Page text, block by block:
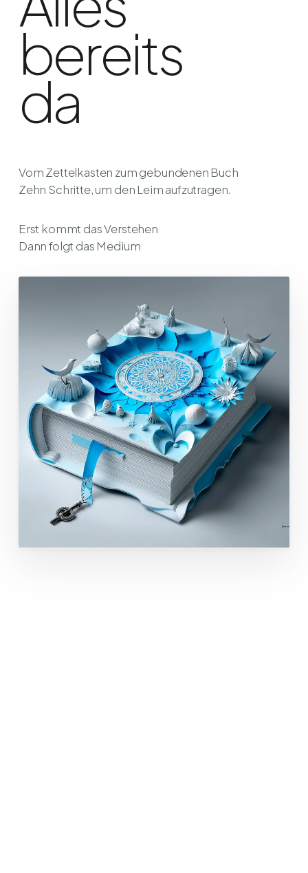
bereits
da
Vom Zettelkasten zum gebundenen Buch
Zehn Schritte, um den Leim aufzutragen.
Erst kommt das Verstehen
Dann folgt das Medium